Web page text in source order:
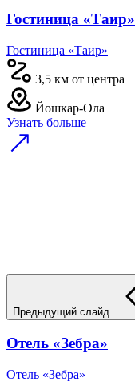
Гостиница «Таир»
Гостиница «Таир»
3,5 км от центра
Йошкар-Ола
Узнать больше
Предыдущий слайд
Отель «Зебра»
Отель «Зебра»